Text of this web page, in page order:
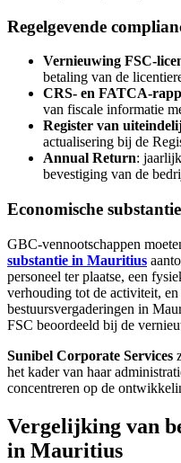
Regelgevende
Vernieuwing FSC-
betaling van de
CRS- en FATCA-
van fiscale informatie
Register van
actualisering bij de
Annual Return:
bevestiging van de
Economische substantie
GBC-vennootschappen
substantie in Mauritius
personeel ter plaatse, een
verhouding tot de activiteit, en
bestuursvergaderingen in
FSC beoordeeld bij de
Sunibel Corporate Services
het kader van haar
concentreren op de
Vergelijking van
in Mauritius